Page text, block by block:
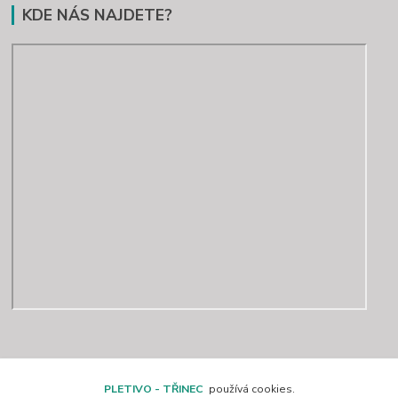
KDE NÁS NAJDETE?
PLETIVO - TŘINEC používá cookies.